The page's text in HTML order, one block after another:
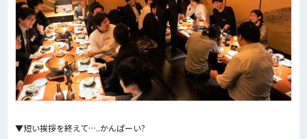
▼短い挨拶を終えて…..かんぱーい?